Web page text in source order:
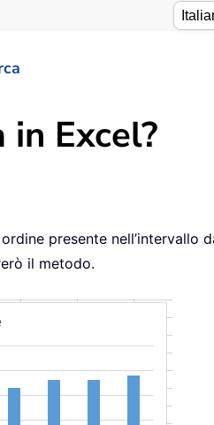
Excel?
presente nell’intervallo
il metodo.